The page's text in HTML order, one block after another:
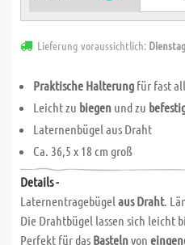
Lieferung voraussichtlich:
Praktische Halterung für fast
Leicht zu biegen und zu
Laternenbügel aus Draht
Ca. 36,5 x 18 cm groß
Details -
Laternentragebügel aus Draht.
Die Drahtbügel lassen sich leicht
Perfekt für das Bastelnvon